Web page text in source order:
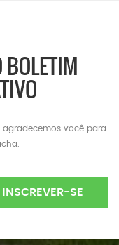
você para